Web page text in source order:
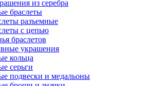
из серебра
браслеты
разъемные
с цепью
браслетов
украшения
кольца
серьги
подвески и медальоны